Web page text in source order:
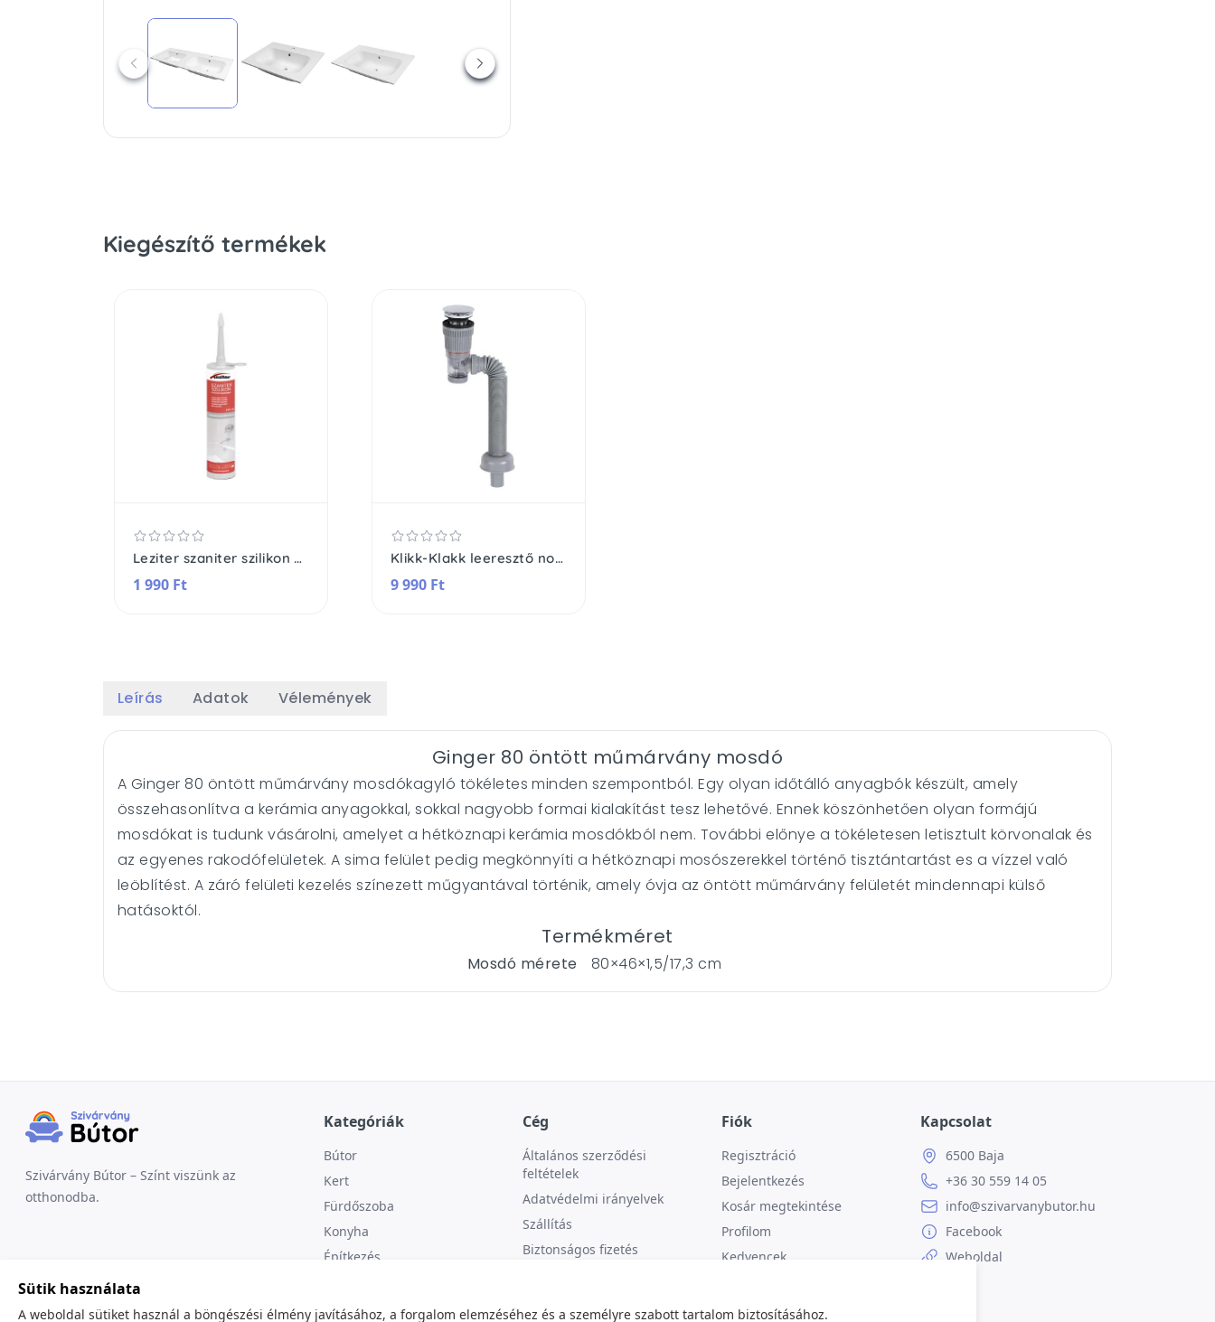
Kiegészítő termékek
Leziter szaniter szilikon átlátszó
1 990 Ft
Klikk-Klakk leeresztő normál mosdóhoz bűzzáróval flexibilis csővel
9 990 Ft
Leírás Adatok Vélemények
Ginger 80 öntött műmárvány mosdó
A Ginger 80 öntött műmárvány mosdókagyló tökéletes minden szempontból. Egy olyan időtálló anyagbók készült, amely
összehasonlítva a kerámia anyagokkal, sokkal nagyobb formai kialakítást tesz lehetővé. Ennek köszönhetően olyan formájú
mosdókat is tudunk vásárolni, amelyet a hétköznapi kerámia mosdókból nem. További előnye a tökéletesen letisztult körvonalak és
az egyenes rakodófelületek. A sima felület pedig megkönnyíti a hétköznapi mosószerekkel történő tisztántartást es a vízzel való
leöblítést. A záró felületi kezelés színezett műgyantával történik, amely óvja az öntött műmárvány felületét mindennapi külső
hatásoktól.
Termékméret
Mosdó mérete 80×46×1,5/17,3 cm
Szivárvány Bútor – Színt viszünk az
otthonodba.
Kategóriák
Bútor
Kert
Fürdőszoba
Konyha
Építkezés
Cég
Általános szerződési
feltételek
Adatvédelmi irányelvek
Szállítás
Biztonságos fizetés
Fiók
Regisztráció
Bejelentkezés
Kosár megtekintése
Profilom
Kedvencek
Kapcsolat
6500 Baja
+36 30 559 14 05
info@szivarvanybutor.hu
Facebook
Weboldal
Sütik használata
A weboldal sütiket használ a böngészési élmény javításához, a forgalom elemzéséhez és a személyre szabott tartalom biztosításához.